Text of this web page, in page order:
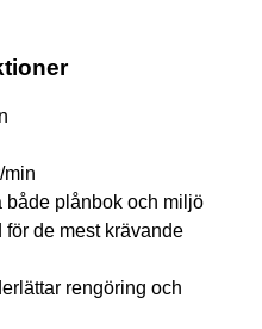
min
både plånbok och miljö
de mest krävande
rengöring och